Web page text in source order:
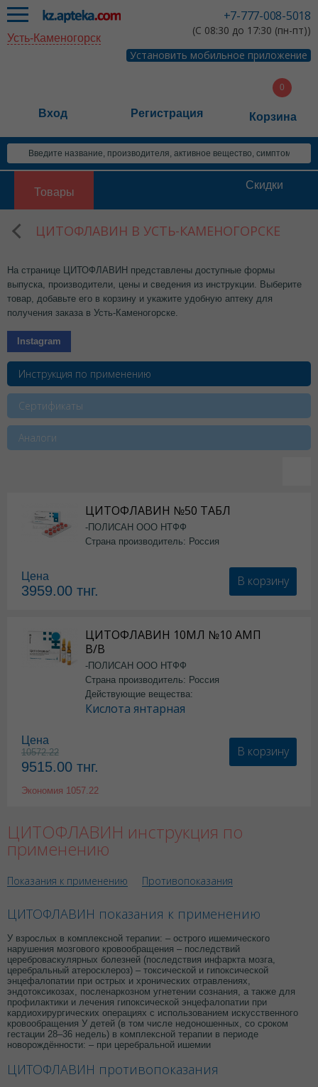
+7-777-008-5018
(С 08:30 до 17:30 (пн-пт))
Установить мобильное приложение
Усть-Каменогорск
Вход Регистрация Корзина
Товары
Скидки
ЦИТОФЛАВИН В УСТЬ-КАМЕНОГОРСКЕ
На странице ЦИТОФЛАВИН представлены доступные формы
выпуска, производители, цены и сведения из инструкции. Выберите
товар, добавьте его в корзину и укажите удобную аптеку для
получения заказа в Усть-Каменогорске.
Instagram
Инструкция по применению
Сертификаты
Аналоги
ЦИТОФЛАВИН №50 ТАБЛ
-ПОЛИСАН ООО НТФФ
Страна производитель: Россия
Цена
3959.00 тнг.
В корзину
ЦИТОФЛАВИН 10МЛ №10 АМП
В/В
-ПОЛИСАН ООО НТФФ
Страна производитель: Россия
Действующие вещества:
Кислота янтарная
Цена
10572.22
9515.00 тнг.
Экономия 1057.22
В корзину
ЦИТОФЛАВИН инструкция по
применению
Показания к применению Противопоказания
ЦИТОФЛАВИН показания к применению
У взрослых в комплексной терапии: – острого ишемического
нарушения мозгового кровообращения – последствий
цереброваскулярных болезней (последствия инфаркта мозга,
церебральный атеросклероз) – токсической и гипоксической
энцефалопатии при острых и хронических отравлениях,
эндотоксикозах, посленаркозном угнетении сознания, а также для
профилактики и лечения гипоксической энцефалопатии при
кардиохирургических операциях с использованием искусственного
кровообращения У детей (в том числе недоношенных, со сроком
гестации 28–36 недель) в комплексной терапии в периоде
новорождённости: – при церебральной ишемии
ЦИТОФЛАВИН противопоказания